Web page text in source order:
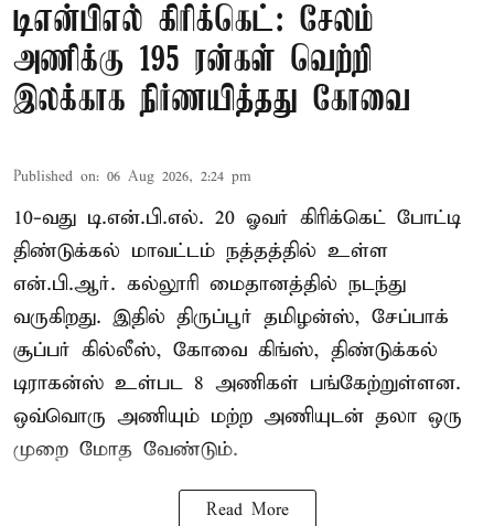
டிஎன்பிஎல் கிரிக்கெட்: சேலம்
அணிக்கு 195 ரன்கள் வெற்றி
இலக்காக நிர்ணயித்தது கோவை
Published on: 06 Aug 2026, 2:24 pm
10-வது டி.என்.பி.எல். 20 ஓவர் கிரிக்கெட் போட்டி
திண்டுக்கல் மாவட்டம் நத்தத்தில் உள்ள
என்.பி.ஆர். கல்லூரி மைதானத்தில் நடந்து
வருகிறது. இதில் திருப்பூர் தமிழன்ஸ், சேப்பாக்
சூப்பர் கில்லீஸ், கோவை கிங்ஸ், திண்டுக்கல்
டிராகன்ஸ் உள்பட 8 அணிகள் பங்கேற்றுள்ளன.
ஒவ்வொரு அணியும் மற்ற அணியுடன் தலா ஒரு
முறை மோத வேண்டும்.
Read More